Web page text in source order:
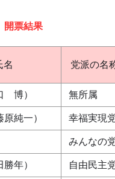
開票結果
名 党派の名
博） 無所属
純一） 幸福実現
みんなの
年） 自由民主